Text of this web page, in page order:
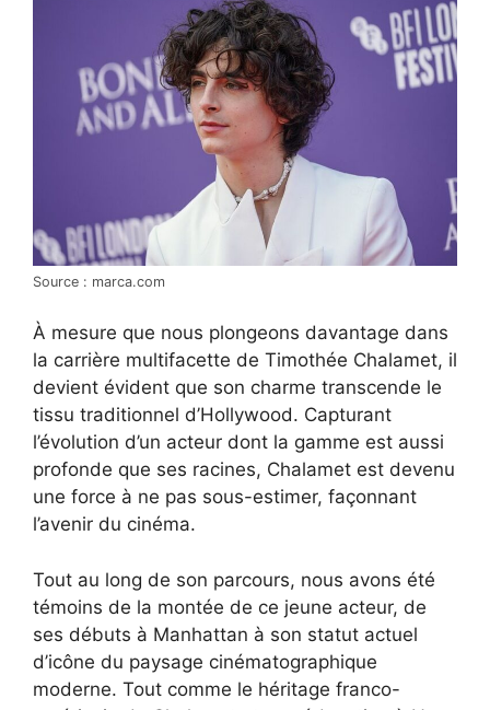
Source : marca.com
À mesure que nous plongeons davantage dans
la carrière multifacette de Timothée Chalamet, il
devient évident que son charme transcende le
tissu traditionnel d’Hollywood. Capturant
l’évolution d’un acteur dont la gamme est aussi
profonde que ses racines, Chalamet est devenu
une force à ne pas sous-estimer, façonnant
l’avenir du cinéma.
Tout au long de son parcours, nous avons été
témoins de la montée de ce jeune acteur, de
ses débuts à Manhattan à son statut actuel
d’icône du paysage cinématographique
moderne. Tout comme le héritage franco-